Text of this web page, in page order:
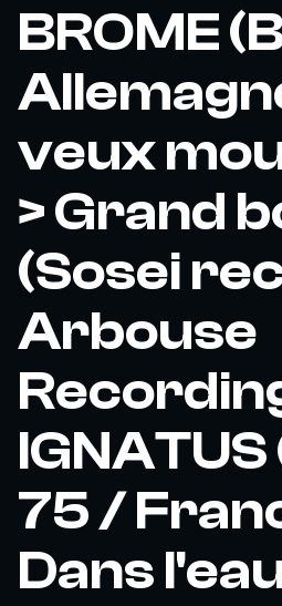
BROME
veux
> Grand
(Sosei
Arbouse
75 /
Dans